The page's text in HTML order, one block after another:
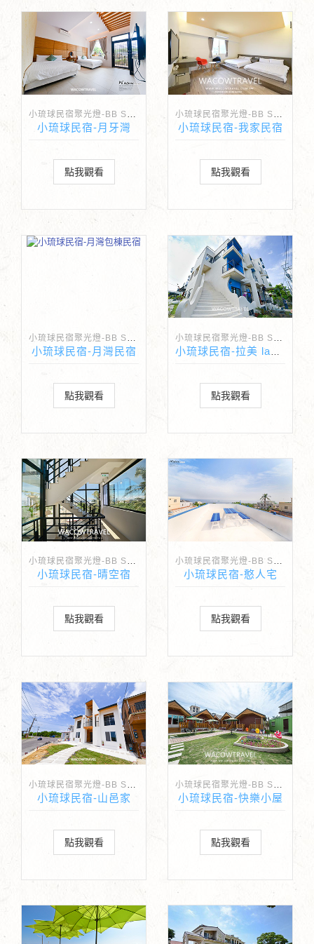
小琉球民宿聚光燈-BB Spotlight
小琉球民宿-月牙灣
點我觀看
小琉球民宿聚光燈-BB Spotlight
小琉球民宿-我家民宿
點我觀看
小琉球民宿-月灣民宿
點我觀看 點我觀看
小琉球民宿聚光燈-BB Spotlight
小琉球民宿-晴空宿
點我觀看
小琉球民宿聚光燈-BB Spotlight
小琉球民宿-憨人宅
點我觀看
小琉球民宿-山邑家
點我觀看
小琉球民宿-快樂小屋
點我觀看